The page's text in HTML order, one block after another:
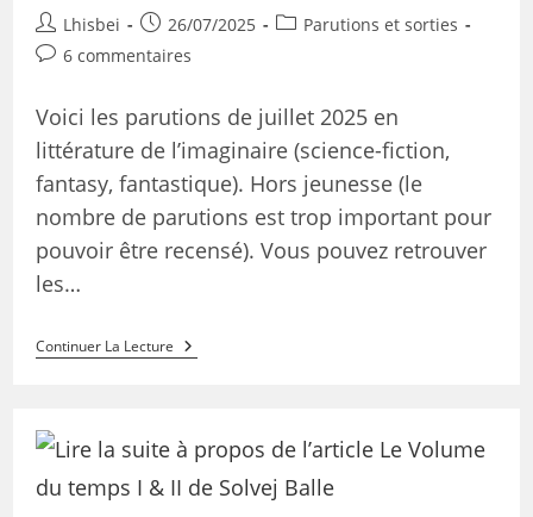
Lhisbei 26/07/2025
Parutions et sorties
6 commentaires
Voici les parutions de juillet 2025 en
littérature de l’imaginaire (science-fiction,
fantasy, fantastique). Hors jeunesse (le
nombre de parutions est trop important pour
pouvoir être recensé). Vous pouvez retrouver
les…
Continuer La Lecture